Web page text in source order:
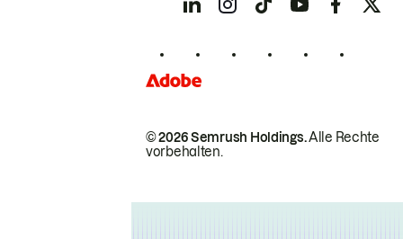
© 2026 Semrush Holdings.Alle Rechte
vorbehalten.